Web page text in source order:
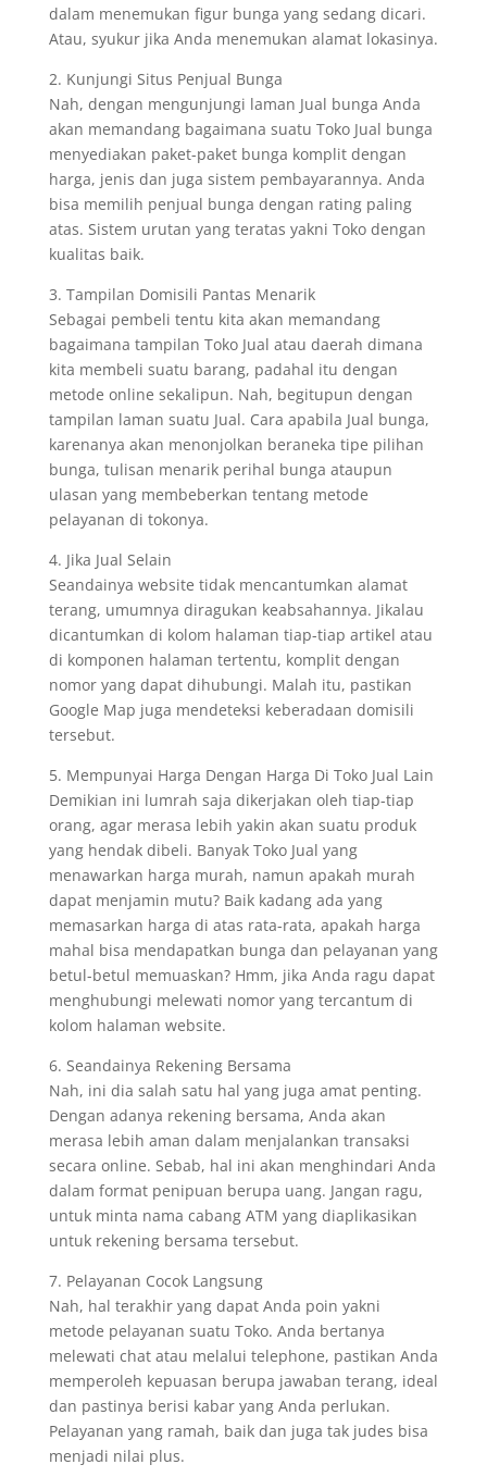
dalam menemukan figur bunga yang sedang dicari.
Atau, syukur jika Anda menemukan alamat lokasinya.
2. Kunjungi Situs Penjual Bunga
Nah, dengan mengunjungi laman Jual bunga Anda
akan memandang bagaimana suatu Toko Jual bunga
menyediakan paket-paket bunga komplit dengan
harga, jenis dan juga sistem pembayarannya. Anda
bisa memilih penjual bunga dengan rating paling
atas. Sistem urutan yang teratas yakni Toko dengan
kualitas baik.
3. Tampilan Domisili Pantas Menarik
Sebagai pembeli tentu kita akan memandang
bagaimana tampilan Toko Jual atau daerah dimana
kita membeli suatu barang, padahal itu dengan
metode online sekalipun. Nah, begitupun dengan
tampilan laman suatu Jual. Cara apabila Jual bunga,
karenanya akan menonjolkan beraneka tipe pilihan
bunga, tulisan menarik perihal bunga ataupun
ulasan yang membeberkan tentang metode
pelayanan di tokonya.
4. Jika Jual Selain
Seandainya website tidak mencantumkan alamat
terang, umumnya diragukan keabsahannya. Jikalau
dicantumkan di kolom halaman tiap-tiap artikel atau
di komponen halaman tertentu, komplit dengan
nomor yang dapat dihubungi. Malah itu, pastikan
Google Map juga mendeteksi keberadaan domisili
tersebut.
5. Mempunyai Harga Dengan Harga Di Toko Jual Lain
Demikian ini lumrah saja dikerjakan oleh tiap-tiap
orang, agar merasa lebih yakin akan suatu produk
yang hendak dibeli. Banyak Toko Jual yang
menawarkan harga murah, namun apakah murah
dapat menjamin mutu? Baik kadang ada yang
memasarkan harga di atas rata-rata, apakah harga
mahal bisa mendapatkan bunga dan pelayanan yang
betul-betul memuaskan? Hmm, jika Anda ragu dapat
menghubungi melewati nomor yang tercantum di
kolom halaman website.
6. Seandainya Rekening Bersama
Nah, ini dia salah satu hal yang juga amat penting.
Dengan adanya rekening bersama, Anda akan
merasa lebih aman dalam menjalankan transaksi
secara online. Sebab, hal ini akan menghindari Anda
dalam format penipuan berupa uang. Jangan ragu,
untuk minta nama cabang ATM yang diaplikasikan
untuk rekening bersama tersebut.
7. Pelayanan Cocok Langsung
Nah, hal terakhir yang dapat Anda poin yakni
metode pelayanan suatu Toko. Anda bertanya
melewati chat atau melalui telephone, pastikan Anda
memperoleh kepuasan berupa jawaban terang, ideal
dan pastinya berisi kabar yang Anda perlukan.
Pelayanan yang ramah, baik dan juga tak judes bisa
menjadi nilai plus.